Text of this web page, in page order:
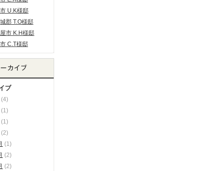
U.K様邸
郡 T.O様邸
市 K.H様邸
C.T様邸
ブ
(4)
(1)
(1)
(2)
(1)
(2)
(2)